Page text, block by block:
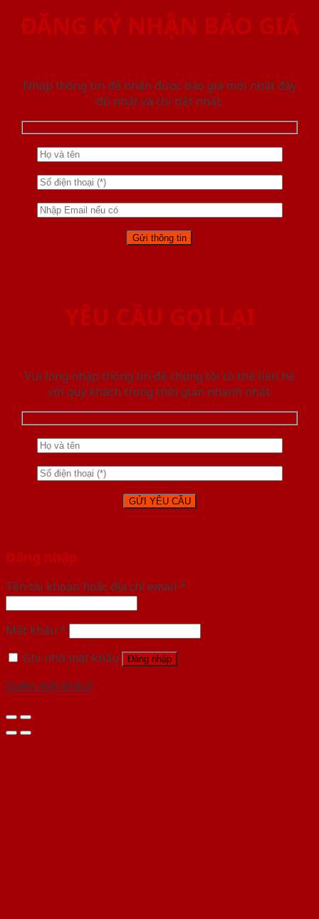
ĐĂNG KÝ NHẬN BÁO GIÁ
Nhập thông tin để nhận được báo giá mới nhât đầy
đủ nhất và chi tiết nhất.
YÊU CẦU GỌI LẠI
Vui lòng nhập thông tin để chúng tôi có thể liên hệ
với quý khách trong thời gian nhanh nhất.
Đăng nhập
Tên tài khoản hoặc địa chỉ email *
Mật khẩu *
Ghi nhớ mật khẩu
Đăng nhập
Quên mật khẩu?